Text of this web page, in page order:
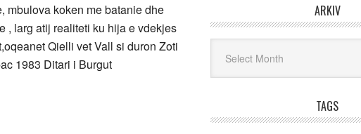
mbulova koken me batanie dhe
, larg atij realiteti ku hija e vdekjes
Qielli vet Vall si duron Zoti
1983 Ditari i Burgut
ARKIV
TAGS